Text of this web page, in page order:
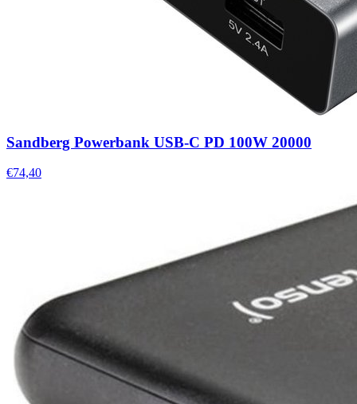
Sandberg Powerbank USB-C PD 100W 20000
€74,40